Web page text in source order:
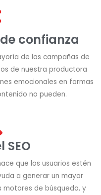
confianza
de las campañas de
de nuestra productora
emocionales en formas
no pueden.
SEO
que los usuarios estén
a generar un mayor
motores de búsqueda, y